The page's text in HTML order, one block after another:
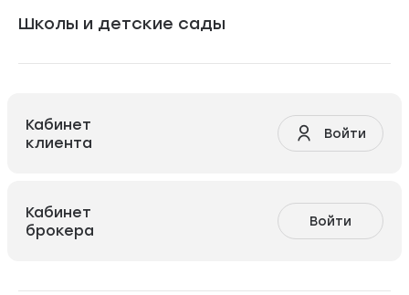
Школы и детские сады
Кабинет
клиента
Войти
Кабинет
брокера
Войти